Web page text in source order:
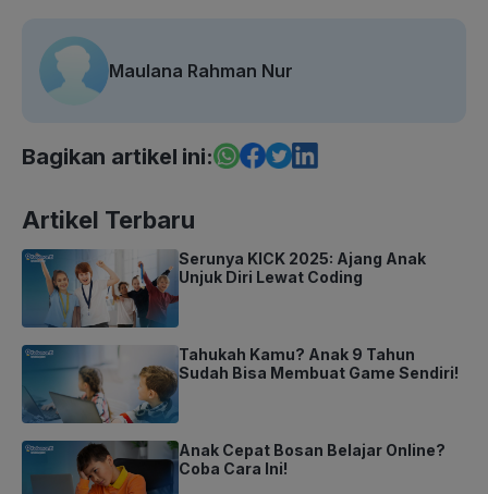
Maulana Rahman Nur
Bagikan artikel ini:
Artikel Terbaru
Serunya KICK 2025: Ajang Anak
Unjuk Diri Lewat Coding
Tahukah Kamu? Anak 9 Tahun
Sudah Bisa Membuat Game Sendiri!
Anak Cepat Bosan Belajar Online?
Coba Cara Ini!